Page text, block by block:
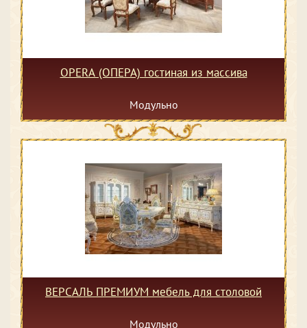
OPERA (ОПЕРА) гостиная из массива
Модульно
ВЕРСАЛЬ ПРЕМИУМ мебель для столовой
Модульно